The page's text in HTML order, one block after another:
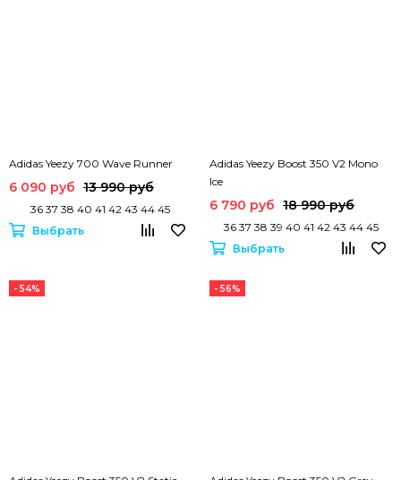
Adidas Yeezy 700 Wave Runner
6 090 руб 13 990 руб
36 37 38 40 41 42 43 44 45
Выбрать
Adidas Yeezy Boost 350 V2 Mono
Ice
6 790 руб 18 990 руб
36 37 38 39 40 41 42 43 44 45
Выбрать
- 54% - 56%